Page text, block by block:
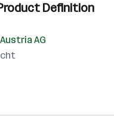
Definition
AG